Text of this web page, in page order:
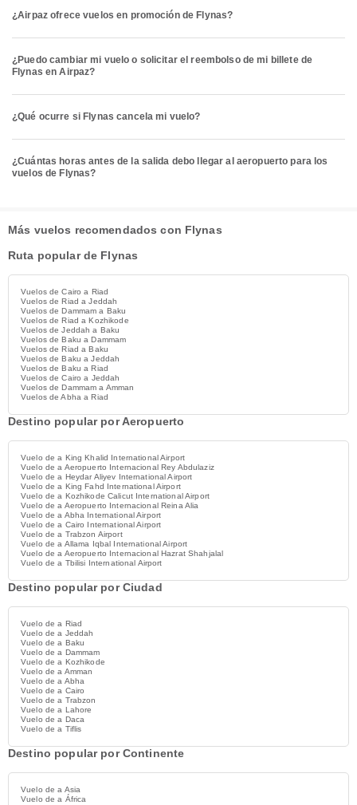
¿Airpaz ofrece vuelos en promoción de Flynas?
¿Puedo cambiar mi vuelo o solicitar el reembolso de mi billete de
Flynas en Airpaz?
¿Qué ocurre si Flynas cancela mi vuelo?
¿Cuántas horas antes de la salida debo llegar al aeropuerto para los
vuelos de Flynas?
Más vuelos recomendados con Flynas
Ruta popular de Flynas
Vuelos de Cairo a Riad
Vuelos de Riad a Jeddah
Vuelos de Dammam a Baku
Vuelos de Riad a Kozhikode
Vuelos de Jeddah a Baku
Vuelos de Baku a Dammam
Vuelos de Riad a Baku
Vuelos de Baku a Jeddah
Vuelos de Baku a Riad
Vuelos de Cairo a Jeddah
Vuelos de Dammam a Amman
Vuelos de Abha a Riad
Destino popular por Aeropuerto
Vuelo de a King Khalid International Airport
Vuelo de a Aeropuerto Internacional Rey Abdulaziz
Vuelo de a Heydar Aliyev International Airport
Vuelo de a King Fahd International Airport
Vuelo de a Kozhikode Calicut International Airport
Vuelo de a Aeropuerto Internacional Reina Alia
Vuelo de a Abha International Airport
Vuelo de a Cairo International Airport
Vuelo de a Trabzon Airport
Vuelo de a Allama Iqbal International Airport
Vuelo de a Aeropuerto Internacional Hazrat Shahjalal
Vuelo de a Tbilisi International Airport
Destino popular por Ciudad
Vuelo de a Riad
Vuelo de a Jeddah
Vuelo de a Baku
Vuelo de a Dammam
Vuelo de a Kozhikode
Vuelo de a Amman
Vuelo de a Abha
Vuelo de a Cairo
Vuelo de a Trabzon
Vuelo de a Lahore
Vuelo de a Daca
Vuelo de a Tiflis
Destino popular por Continente
Vuelo de a Asia
Vuelo de a África